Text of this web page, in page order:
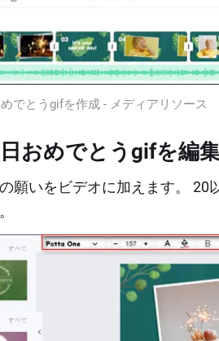
でとうgifを作成 - メディアリソース
おめでとうgifを編
願いをビデオに加えます。 20